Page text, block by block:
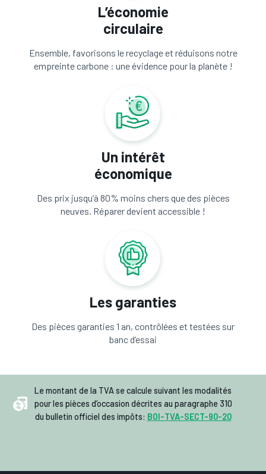
L’économie
circulaire
Ensemble, favorisons le recyclage et réduisons notre
empreinte carbone : une évidence pour la planète !
Un intérêt
économique
Des prix jusqu’à 80% moins chers que des pièces
neuves. Réparer devient accessible !
Les garanties
Des pièces garanties 1 an, contrôlées et testées sur
banc d’essai
Le montant de la TVA se calcule suivant les modalités
pour les pièces d’occasion décrites au paragraphe 310
du bulletin officiel des impôts: BOI-TVA-SECT-90-20